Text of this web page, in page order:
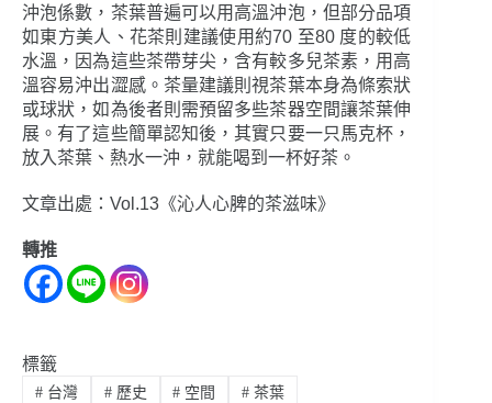
沖泡係數，茶葉普遍可以用高溫沖泡，但部分品項
如東方美人、花茶則建議使用約70 至80 度的較低
水溫，因為這些茶帶芽尖，含有較多兒茶素，用高
溫容易沖出澀感。茶量建議則視茶葉本身為條索狀
或球狀，如為後者則需預留多些茶器空間讓茶葉伸
展。有了這些簡單認知後，其實只要一只馬克杯，
放入茶葉、熱水一沖，就能喝到一杯好茶。
文章出處：Vol.13《沁人心脾的茶滋味》
轉推
標籤
#台灣 #歷史 # 空間 # 茶葉